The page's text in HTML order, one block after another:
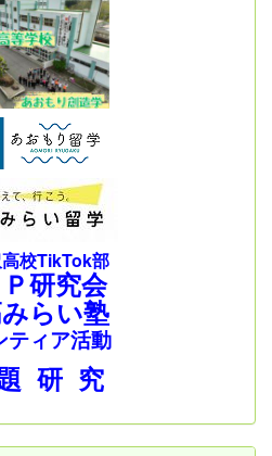
校TikTok部
研究会
らい塾
ティア活動
研 究